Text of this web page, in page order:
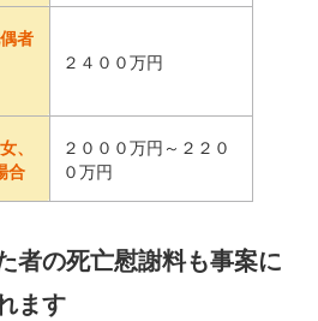
者
２４００万円
、
合
２０００万円～２２０
０万円
者の死亡慰謝料も事案に
ます